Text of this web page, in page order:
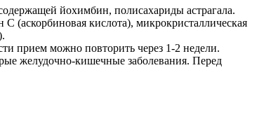
йохимбин, полисахариды астрагала.
С (аскорбиновая кислота), микрокристаллическая
прием можно повторить через 1-2 недели.
желудочно-кишечные заболевания. Перед